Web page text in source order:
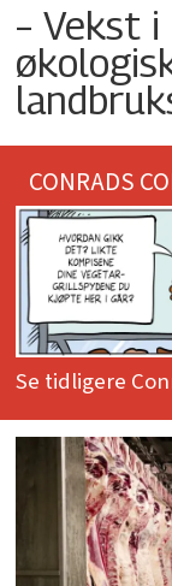
– Vekst
CONRADS
Se tidligere